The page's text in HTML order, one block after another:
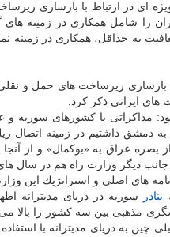
ای در ارتباط با بازسازی
را شامل همكاری در زمینه
به حداقل، همكاری در زمینه
بازسازی زیرساخت های حمل و
مذاكراتی با كشورهای سوریه
دمشق داشتیم در زمینه اتصال
بصره عراق به «بوكمال» و از
دیگر وزارت راه هم در سال
های اصلی و استراتژیك این
بنادر
سوریه در دریای مدیترانه
مذهبی بین سه كشور را بالا
به دریای مدیترانه با